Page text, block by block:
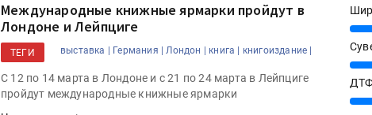
Международные книжные ярмарки пройдут в
Лондоне и Лейпциге
ТЕГИ выставка | Германия | Лондон | книга | книгоиздание |
С 12 по 14 марта в Лондоне и с 21 по 24 марта в Лейпциге
пройдут международные книжные ярмарки
25%
27%
20%